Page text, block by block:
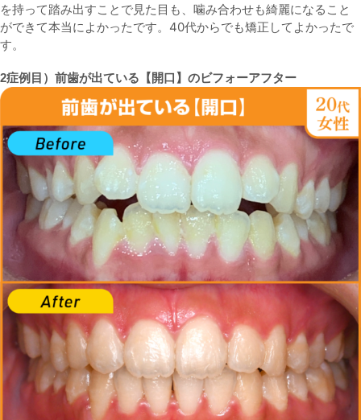
を持って踏み出すことで見た目も、噛み合わせも綺麗になること
ができて本当によかったです。40代からでも矯正してよかったで
す。
2症例目）前歯が出ている【開口】のビフォーアフター